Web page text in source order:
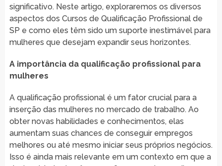
significativo. Neste artigo, exploraremos os diversos
aspectos dos Cursos de Qualificação Profissional de
SP e como eles têm sido um suporte inestimável para
mulheres que desejam expandir seus horizontes.
A importância da qualificação profissional para
mulheres
A qualificação profissional é um fator crucial para a
inserção das mulheres no mercado de trabalho. Ao
obter novas habilidades e conhecimentos, elas
aumentam suas chances de conseguir empregos
melhores ou até mesmo iniciar seus próprios negócios.
Isso é ainda mais relevante em um contexto em que a